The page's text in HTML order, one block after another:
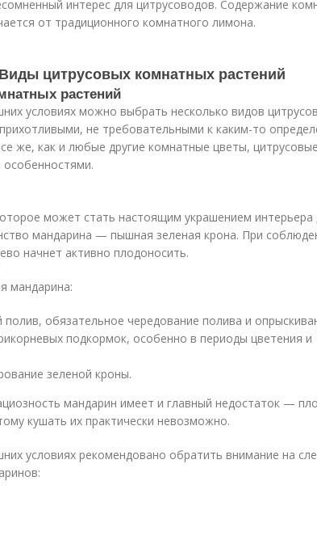
интерес для цитрусоводов. Содержание
от традиционного комнатного лимона.
цитрусовых комнатных растений
растений
условиях можно выбрать несколько видов
не требовательными к каким-то
же, как и любые другие комнатные цветы,
может стать настоящим украшением интерьера
мандарина — пышная зеленая крона. При
начнет активно плодоносить.
мандарина:
обязательное чередование полива и
подкормок, особенно в периоды цветения и
зеленой кроны.
мандарин имеет и главный недостаток —
кушать их практически невозможно.
условиях рекомендовано обратить внимание на